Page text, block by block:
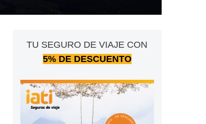
TU SEGURO DE VIAJE CON
5% DE DESCUENTO